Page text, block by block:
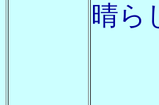
晴ら
課
課